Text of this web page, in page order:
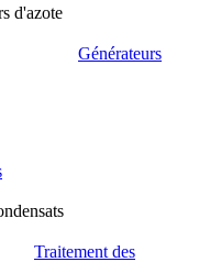
d'azote
Générateurs
Traitement des